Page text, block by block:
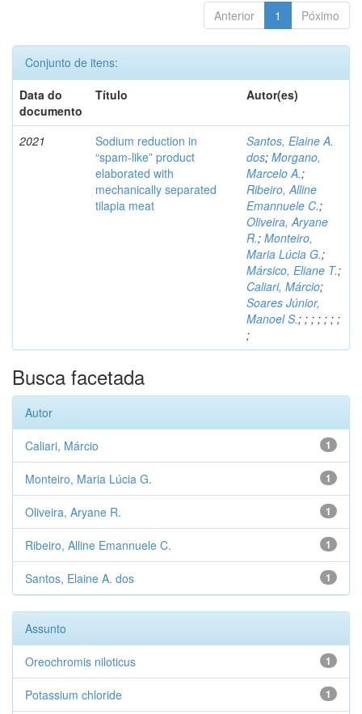
Anterior 1 Póximo
Conjunto de itens:
Data do
documento
Título Autor(es)
2021
Sodium reduction in
“spam-like” product
elaborated with
mechanically separated
tilapia meat
Santos, Elaine A.
dos; Morgano,
Marcelo A.;
Ribeiro, Alline
Emannuele C.;
Oliveira, Aryane
R.; Monteiro,
Maria Lúcia G.;
Mársico, Eliane T.;
Caliari, Márcio;
Soares Júnior,
Manoel S.; ; ; ; ; ; ;
;
Busca facetada
Autor
1
Caliari, Márcio
1
Monteiro, Maria Lúcia G.
1
Oliveira, Aryane R.
1
Ribeiro, Alline Emannuele C.
1
Santos, Elaine A. dos
Assunto
1
Oreochromis niloticus
1
Potassium chloride